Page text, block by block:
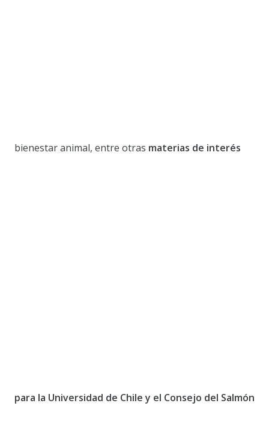
bienestar animal, entre otras materias de interés
para la Universidad de Chile y el Consejo del Salmón